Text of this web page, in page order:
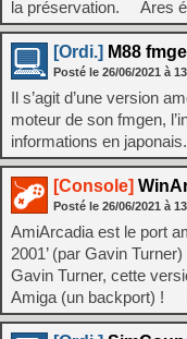
la préservation. Ares
[Ordi.] M88
Posté le 26/06/2021 à
Il s’agit d’une version
moteur de son fmgen,
informations en
[Console]
Posté le 26/06/2021 à
AmiArcadia est le port
2001’ (par Gavin
Gavin Turner, cette
Amiga (un backport) !